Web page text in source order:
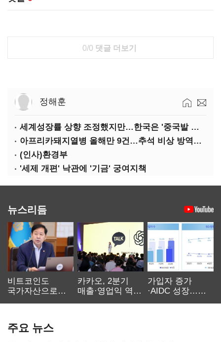
0/0 댓글 더보기
정해훈
세계성장률 상향 조정했지만…한국은 '중국발 살얼음판'
아프리카돼지열병 올해만 9건…추석 비상 방역에 '총력'
(인사)환경부
'세제 개편' 낙관에 '기금' 궁여지책
뉴스리듬
비트코인도
국가자산으로…'
카카오, 2분기
매출·영업익 역대
가입자 증가
·AIDC 성장…
주요 뉴스